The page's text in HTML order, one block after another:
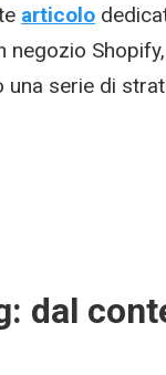
articolo
serie di
dal